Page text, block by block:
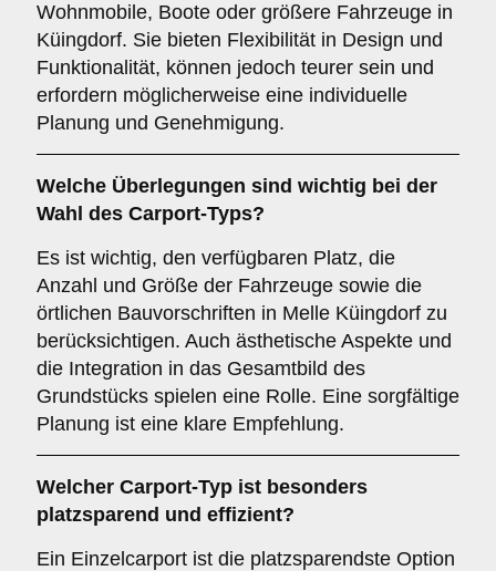
Wohnmobile, Boote oder größere Fahrzeuge in
Küingdorf. Sie bieten Flexibilität in Design und
Funktionalität, können jedoch teurer sein und
erfordern möglicherweise eine individuelle
Planung und Genehmigung.
Welche Überlegungen sind wichtig bei der
Wahl des Carport-Typs?
Es ist wichtig, den verfügbaren Platz, die
Anzahl und Größe der Fahrzeuge sowie die
örtlichen Bauvorschriften in Melle Küingdorf zu
berücksichtigen. Auch ästhetische Aspekte und
die Integration in das Gesamtbild des
Grundstücks spielen eine Rolle. Eine sorgfältige
Planung ist eine klare Empfehlung.
Welcher Carport-Typ ist besonders
platzsparend und effizient?
Ein Einzelcarport ist die platzsparendste Option